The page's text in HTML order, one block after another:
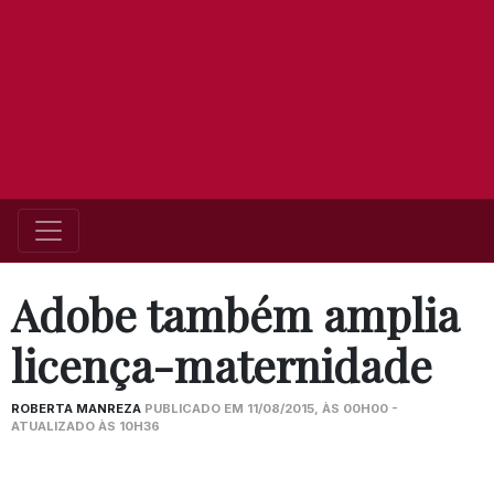
Adobe também amplia
licença-maternidade
ROBERTA MANREZA PUBLICADO EM 11/08/2015, ÀS 00H00 -
ATUALIZADO ÀS 10H36